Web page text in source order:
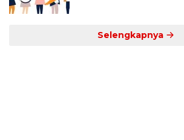
Selengkapnya